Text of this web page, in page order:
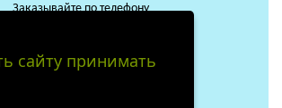
Заказывайте по телефону
+7 (919) 018-29-56
сайту принимать